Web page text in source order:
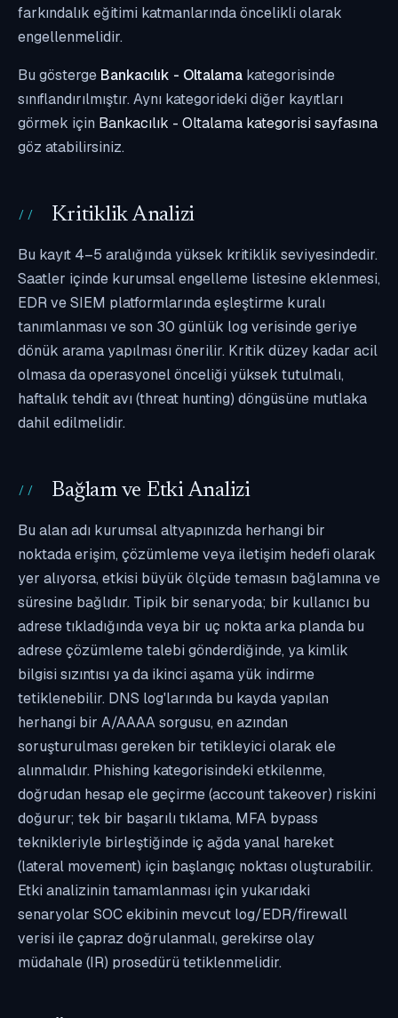
farkındalık eğitimi katmanlarında öncelikli olarak
engellenmelidir.
Bu gösterge Bankacılık - Oltalama kategorisinde
sınıflandırılmıştır. Aynı kategorideki diğer kayıtları
görmek için Bankacılık - Oltalama kategorisi sayfasına
göz atabilirsiniz.
Kritiklik Analizi
Bu kayıt 4–5 aralığında yüksek kritiklik seviyesindedir.
Saatler içinde kurumsal engelleme listesine eklenmesi,
EDR ve SIEM platformlarında eşleştirme kuralı
tanımlanması ve son 30 günlük log verisinde geriye
dönük arama yapılması önerilir. Kritik düzey kadar acil
olmasa da operasyonel önceliği yüksek tutulmalı,
haftalık tehdit avı (threat hunting) döngüsüne mutlaka
dahil edilmelidir.
Bağlam ve Etki Analizi
Bu alan adı kurumsal altyapınızda herhangi bir
noktada erişim, çözümleme veya iletişim hedefi olarak
yer alıyorsa, etkisi büyük ölçüde temasın bağlamına ve
süresine bağlıdır. Tipik bir senaryoda; bir kullanıcı bu
adrese tıkladığında veya bir uç nokta arka planda bu
adrese çözümleme talebi gönderdiğinde, ya kimlik
bilgisi sızıntısı ya da ikinci aşama yük indirme
tetiklenebilir. DNS log'larında bu kayda yapılan
herhangi bir A/AAAA sorgusu, en azından
soruşturulması gereken bir tetikleyici olarak ele
alınmalıdır. Phishing kategorisindeki etkilenme,
doğrudan hesap ele geçirme (account takeover) riskini
doğurur; tek bir başarılı tıklama, MFA bypass
teknikleriyle birleştiğinde iç ağda yanal hareket
(lateral movement) için başlangıç noktası oluşturabilir.
Etki analizinin tamamlanması için yukarıdaki
senaryolar SOC ekibinin mevcut log/EDR/firewall
verisi ile çapraz doğrulanmalı, gerekirse olay
müdahale (IR) prosedürü tetiklenmelidir.